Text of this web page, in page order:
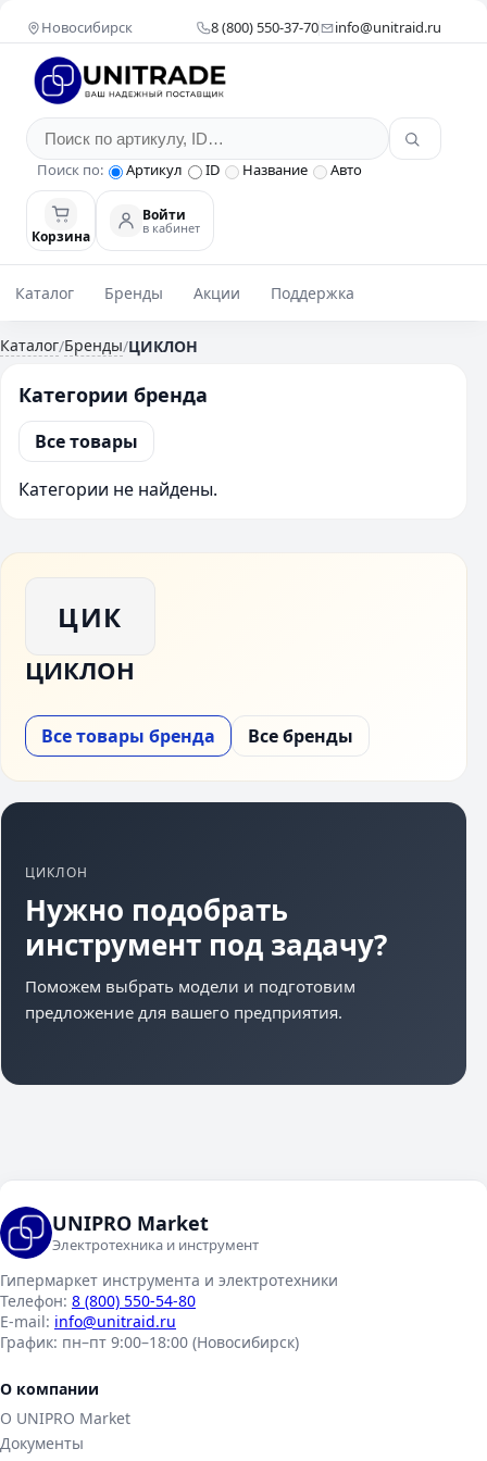
Новосибирск 8 (800) 550-37-70 info@unitraid.ru
Поиск по: Артикул ID Название Авто
Корзина
Войти
в кабинет
Каталог Бренды Акции Поддержка
Каталог/Бренды/ЦИКЛОН
Категории бренда
Все товары
Категории не найдены.
ЦИК
ЦИКЛОН
Все товары бренда Все бренды
ЦИКЛОН
Нужно подобрать
инструмент под задачу?
Поможем выбрать модели и подготовим
предложение для вашего предприятия.
UNIPRO Market
Электротехника и инструмент
Гипермаркет инструмента и электротехники
Телефон: 8 (800) 550-54-80
E-mail: info@unitraid.ru
График: пн–пт 9:00–18:00 (Новосибирск)
О компании
О UNIPRO Market
Документы